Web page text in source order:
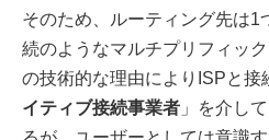
そのため、ルーティング先は1
続のようなマルチプリフィッ
の技術的な理由によりISPと接
イティブ接続事業者 」を介し